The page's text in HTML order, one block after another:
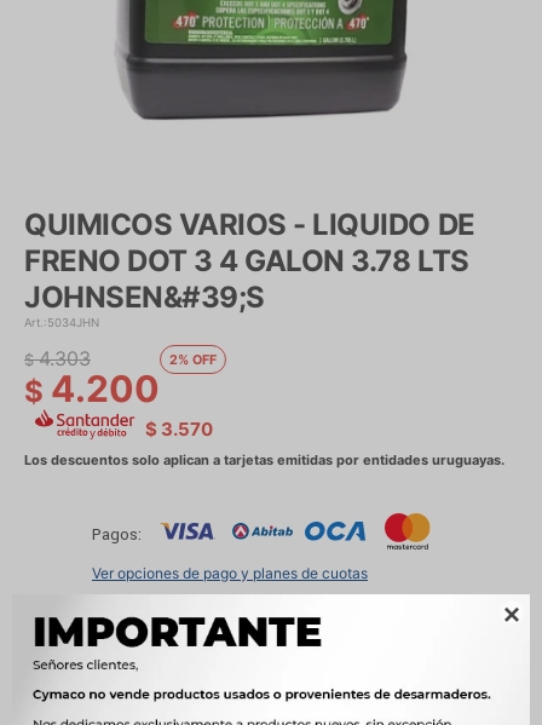

QUIMICOS VARIOS - LIQUIDO DE
FRENO DOT 3 4 GALON 3.78 LTS
JOHNSEN&#39;S
5034JHN
$ 4.200
$ 4.303 2
$ 3.570
Pagos:
Ver opciones de pago y planes de cuotas